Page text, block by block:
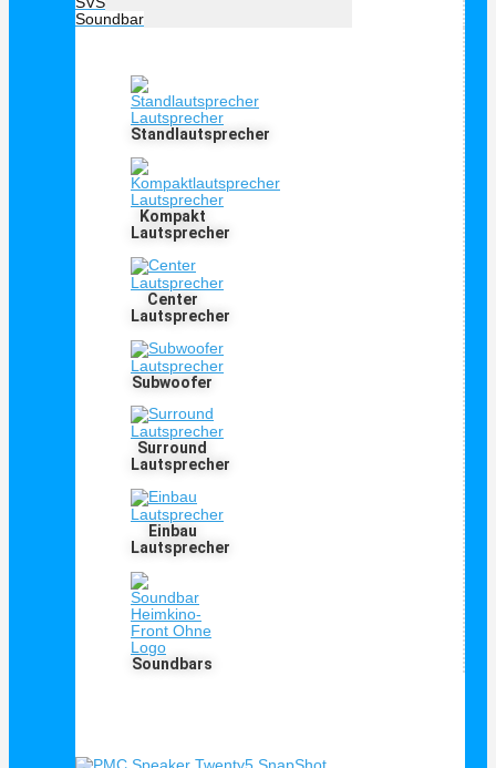
Soundbar
Standlautsprecher
Kompakt
Lautsprecher
Center
Lautsprecher
Subwoofer
Surround
Lautsprecher
Einbau
Lautsprecher
Soundbars